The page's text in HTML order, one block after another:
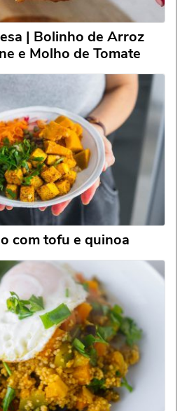
| Bolinho de Arroz
e Molho de Tomate
com tofu e quinoa